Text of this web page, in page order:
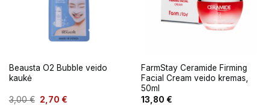
Beausta O2 Bubble veido
kaukė
3,00€ 2,70 €
FarmStay Ceramide Firming
Facial Cream veido kremas,
50ml
13,80 €